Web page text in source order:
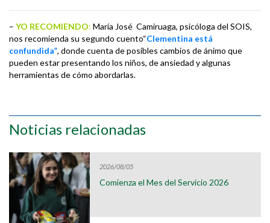
– YO RECOMIENDO: María José Camiruaga, psicóloga del SOIS,
nos recomienda su segundo cuento“Clementina está
confundida”, donde cuenta de posibles cambios de ánimo que
pueden estar presentando los niños, de ansiedad y algunas
herramientas de cómo abordarlas.
Noticias relacionadas
2026/08/05
Comienza el Mes del Servicio 2026